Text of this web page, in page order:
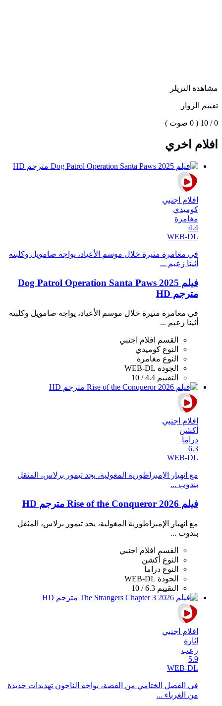
مشاهدة التريلر
تقييم الزوار
0 / 10 ( 0 صوت )
افلام اخري
افلام اجنبي
كوميدي
مغامرة
4.4
WEB-DL
في مغامرة مثيرة خلال موسم الأعياد، يواجه صامويل وكلبته
أثينا زعيم ...
فيلم Dog Patrol Operation Santa Paws 2025
مترجم HD
في مغامرة مثيرة خلال موسم الأعياد، يواجه صامويل وكلبته
أثينا زعيم ...
القسم
افلام اجنبي
النوع كوميدي
النوع مغامرة
الجودة WEB-DL
التقييم 4.4 / 10
افلام اجنبي
أكشن
دراما
6.3
WEB-DL
مع انهيار الإمبراطورية المغولية، يجد تيمور برلاس، المثقل
بندوب ...
فيلم Rise of the Conqueror 2026 مترجم HD
مع انهيار الإمبراطورية المغولية، يجد تيمور برلاس، المثقل
بندوب ...
القسم
افلام اجنبي
النوع أكشن
النوع دراما
الجودة WEB-DL
التقييم 6.3 / 10
افلام اجنبي
اثارة
رعب
5.9
WEB-DL
في الفصل الختامي من القصة، يواجه الناجون تهديدات جديدة
من الغرباء ...